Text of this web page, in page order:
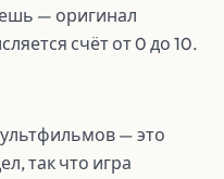
— оригинал
счёт от 0 до 10.
— это
так что игра